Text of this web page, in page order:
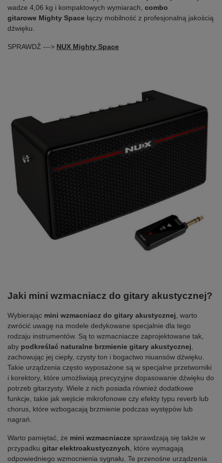
wadze 4,06 kg i kompaktowych wymiarach, combo
gitarowe Mighty Space łączy mobilność z profesjonalną jakością
dźwięku.
SPRAWDŹ ---> NUX Mighty Space
Jaki mini wzmacniacz do gitary akustycznej?
Wybierając mini wzmacniacz do gitary akustycznej , warto
zwrócić uwagę na modele dedykowane specjalnie dla tego
rodzaju instrumentów. Są to wzmacniacze zaprojektowane tak,
aby podkreślać naturalne brzmienie gitary akustycznej
zachowując jej ciepły, czysty ton i bogactwo niuansów dźwięku.
Takie urządzenia często wyposażone są w specjalne przetworniki
i korektory, które umożliwiają precyzyjne dopasowanie dźwięku do
potrzeb gitarzysty. Wiele z nich posiada również dodatkowe
funkcje, takie jak wejście mikrofonowe czy efekty typu reverb lub
chorus, które wzbogacają brzmienie podczas występów lub
nagrań.
Warto pamiętać, że mini wzmacniacze sprawdzają się także w
przypadku gitar elektroakustycznych , które wymagają
odpowiedniego wzmocnienia sygnału. Te przenośne urządzenia